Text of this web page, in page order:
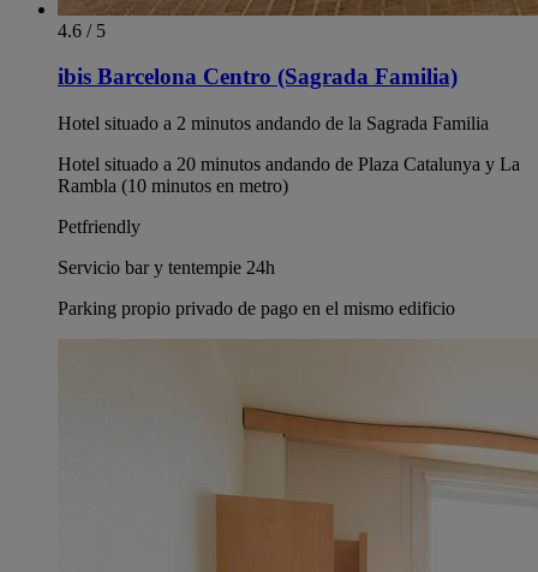
4.6 / 5
ibis Barcelona Centro (Sagrada Familia)
Hotel situado a 2 minutos andando de la Sagrada Familia
Hotel situado a 20 minutos andando de Plaza Catalunya y La
Rambla (10 minutos en metro)
Petfriendly
Servicio bar y tentempie 24h
Parking propio privado de pago en el mismo edificio